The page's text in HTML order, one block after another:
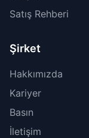
Satış Rehberi
Şirket
Hakkımızda
Kariyer
Basın
İletişim